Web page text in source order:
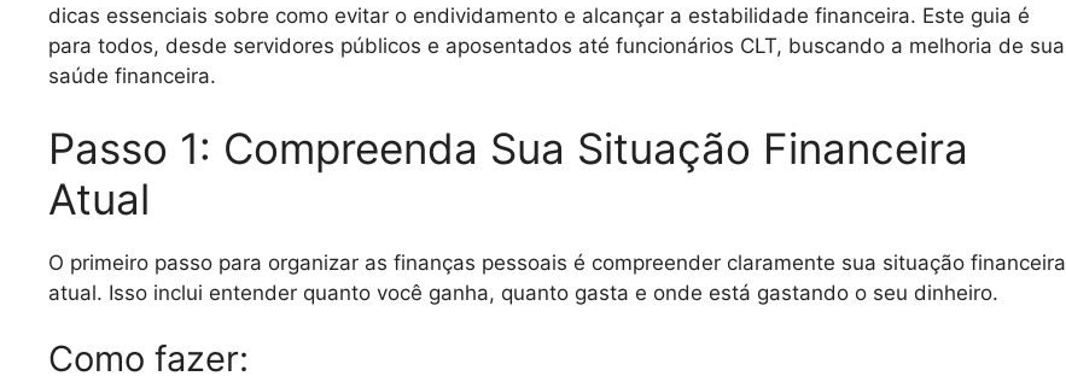
dicas essenciais sobre como evitar o endividamento e alcançar a estabilidade financeira. Este guia é
para todos, desde servidores públicos e aposentados até funcionários CLT, buscando a melhoria de sua
saúde financeira.
Passo 1: Compreenda Sua Situação Financeira
Atual
O primeiro passo para organizar as finanças pessoais é compreender claramente sua situação financeira
atual. Isso inclui entender quanto você ganha, quanto gasta e onde está gastando o seu dinheiro.
Como fazer: